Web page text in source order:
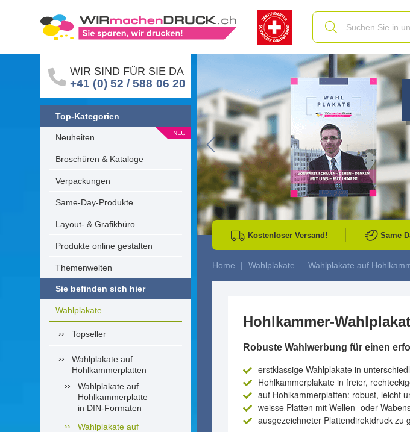
WIR SIND FÜR SIE DA
+41 (0) 52 / 588 06 20
Top-Kategorien
Neuheiten
Broschüren & Kataloge
Verpackungen
Same-Day-Produkte
Layout- & Grafikbüro
Produkte online gestalten
Themenwelten
Sie befinden sich hier
Wahlplakate
Topseller
Wahlplakate auf
Hohlkammerplatten
Wahlplakate auf
Hohlkammerplatte
in DIN-Formaten
Wahlplakate auf
Go to Previous Slide
Kostenloser Versand! Same
Home Wahlplakate Wahlplakate auf
Hohlkammer-
Robuste Wahlwerbung für einen
erstklassige Wahlplakate in
Hohlkammerplakate in freier,
auf Hohlkammerplatten: robust, leicht
weisse Platten mit Wellen- oder
ausgezeichneter Plattendirektdruck zu